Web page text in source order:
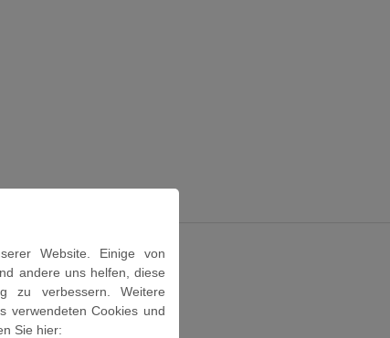
Website. Einige von
andere uns helfen, diese
zu verbessern. Weitere
verwendeten Cookies und
Sie hier: